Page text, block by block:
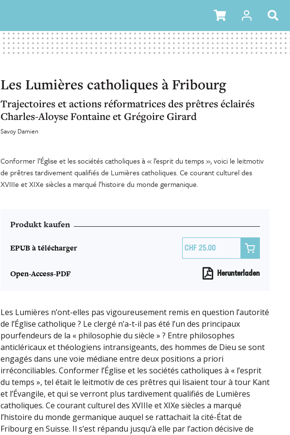
Les Lumières catholiques à Fribourg
Trajectoires et actions réformatrices des prêtres éclairés
Charles-Aloyse Fontaine et Grégoire Girard
Savoy Damien
Conformer l’Église et les sociétés catholiques à « l’esprit du temps », voici le leitmotiv
de prêtres tardivement qualifiés de Lumières catholiques. Ce courant culturel des
XVIIIe et XIXe siècles a marqué l’histoire du monde germanique.
Produkt kaufen
EPUB à télécharger 25.00 
Open-Access-PDF Herunterladen
Les Lumières n’ont-elles pas vigoureusement remis en question l’autorité
de l’Église catholique ? Le clergé n’a-t-il pas été l’un des principaux
pourfendeurs de la « philosophie du siècle » ? Entre philosophes
anticléricaux et théologiens intransigeants, des hommes de Dieu se sont
engagés dans une voie médiane entre deux positions a priori
irréconciliables. Conformer l’Église et les sociétés catholiques à « l’esprit
du temps », tel était le leitmotiv de ces prêtres qui lisaient tour à tour Kant
et l’Évangile, et qui se verront plus tardivement qualifiés de Lumières
catholiques. Ce courant culturel des XVIIIe et XIXe siècles a marqué
l’histoire du monde germanique auquel se rattachait la cité-État de
Fribourg en Suisse. Il s’est répandu jusqu’à elle par l’action décisive de